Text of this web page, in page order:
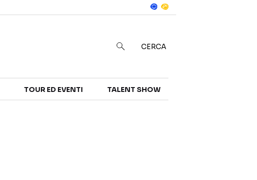
CERCA
TOUR ED EVENTI TALENT SHOW